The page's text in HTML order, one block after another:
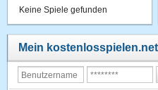
Keine Spiele gefunden
Mein kostenlosspielen.net